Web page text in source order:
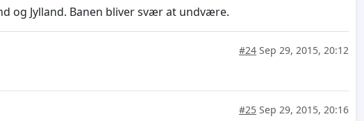
og Jylland. Banen bliver svær at undvære.
#24 Sep 29, 2015, 20:12
#25 Sep 29, 2015, 20:16